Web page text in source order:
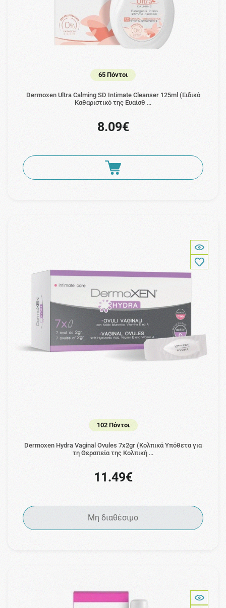
65 Πόντοι
Dermoxen Ultra Calming SD Intimate Cleanser 125ml (Ειδικό
Καθαριστικό της Ευαίσθ …
8.09€
102 Πόντοι
Dermoxen Hydra Vaginal Ovules 7x2gr (Κολπικά Υπόθετα για
τη Θεραπεία της Κολπική …
11.49€
Μη διαθέσιμο